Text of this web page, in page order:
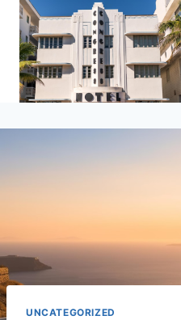
Przejdź
treści
UNCATEGORIZED